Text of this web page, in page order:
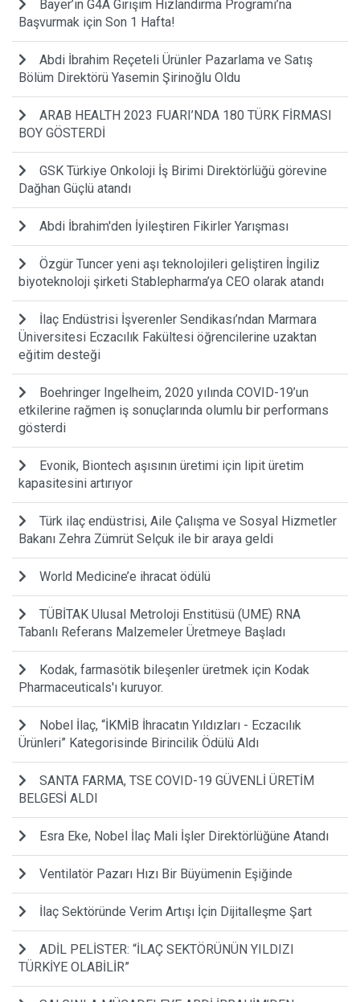
Bayer’in G4A Girişim Hızlandırma Programı’na
Başvurmak için Son 1 Hafta!
Abdi İbrahim Reçeteli Ürünler Pazarlama ve Satış
Bölüm Direktörü Yasemin Şirinoğlu Oldu
ARAB HEALTH 2023 FUARI’NDA 180 TÜRK FİRMASI
BOY GÖSTERDİ
GSK Türkiye Onkoloji İş Birimi Direktörlüğü görevine
Dağhan Güçlü atandı
Abdi İbrahim'den İyileştiren Fikirler Yarışması
Özgür Tuncer yeni aşı teknolojileri geliştiren İngiliz
biyoteknoloji şirketi Stablepharma’ya CEO olarak atandı
İlaç Endüstrisi İşverenler Sendikası’ndan Marmara
Üniversitesi Eczacılık Fakültesi öğrencilerine uzaktan
eğitim desteği
Boehringer Ingelheim, 2020 yılında COVID-19’un
etkilerine rağmen iş sonuçlarında olumlu bir performans
gösterdi
Evonik, Biontech aşısının üretimi için lipit üretim
kapasitesini artırıyor
Türk ilaç endüstrisi, Aile Çalışma ve Sosyal Hizmetler
Bakanı Zehra Zümrüt Selçuk ile bir araya geldi
World Medicine’e ihracat ödülü
TÜBİTAK Ulusal Metroloji Enstitüsü (UME) RNA
Tabanlı Referans Malzemeler Üretmeye Başladı
Kodak, farmasötik bileşenler üretmek için Kodak
Pharmaceuticals'ı kuruyor.
Nobel İlaç, “İKMİB İhracatın Yıldızları - Eczacılık
Ürünleri” Kategorisinde Birincilik Ödülü Aldı
SANTA FARMA, TSE COVID-19 GÜVENLİ ÜRETİM
BELGESİ ALDI
Esra Eke, Nobel İlaç Mali İşler Direktörlüğüne Atandı
Ventilatör Pazarı Hızı Bir Büyümenin Eşiğinde
İlaç Sektöründe Verim Artışı İçin Dijitalleşme Şart
ADİL PELİSTER: “İLAÇ SEKTÖRÜNÜN YILDIZI
TÜRKİYE OLABİLİR”